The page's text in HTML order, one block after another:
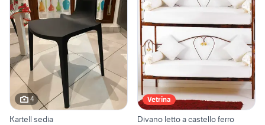
4
Kartell sedia
Vetrina
Divano letto a castello ferro